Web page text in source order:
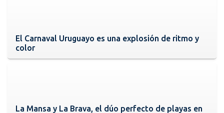
El Carnaval Uruguayo es una explosión de ritmo y
color
La Mansa y La Brava, el dúo perfecto de playas en